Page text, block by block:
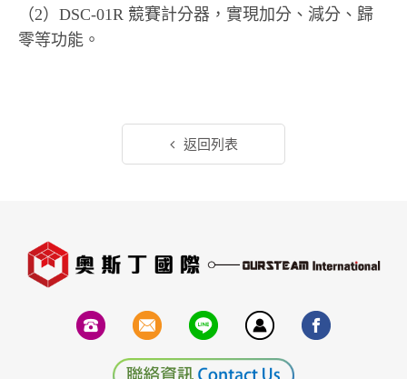
（2）DSC-01R 競賽計分器，實現加分、減分、歸
零等功能。
返回列表